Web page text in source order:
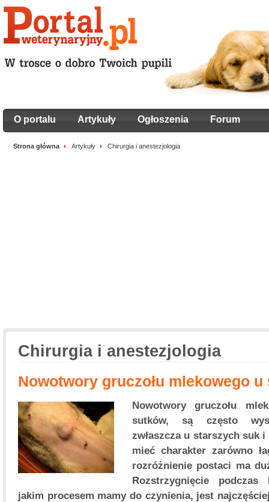
O portalu Artykuły Ogłoszenia Forum
Strona główna Artykuły Chirurgia i anestezjologia
Chirurgia i anestezjologia
Nowotwory gruczołu mlekowego
Nowotwory gruczołu
sutków, są często
zwłaszcza u starszych suk
mieć charakter zarówno
rozróżnienie postaci ma
Rozstrzygnięcie
jakim procesem mamy do czynienia, jest